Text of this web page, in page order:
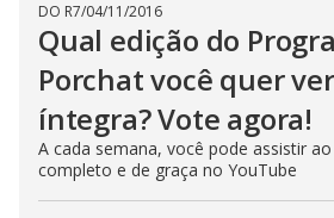
DO R7/04/11/2016
Qual edição do
Porchat você quer
íntegra? Vote agora!
A cada semana, você pode assistir
completo e de graça no YouTube